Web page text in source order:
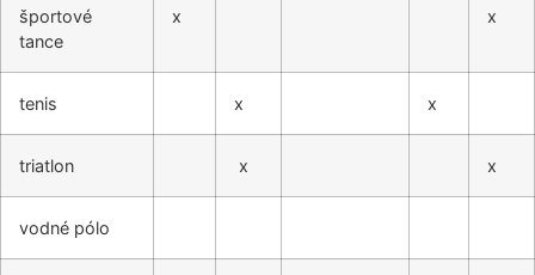
športové
tance
x x
tenis x x
triatlon x x
vodné pólo